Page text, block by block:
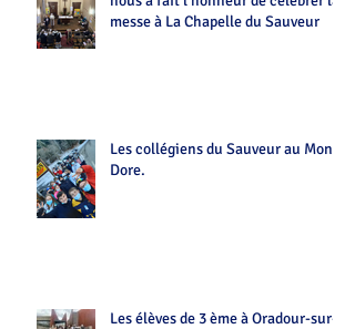
messe à La Chapelle du Sauveur
Les collégiens du Sauveur au Mont-
Dore.
Les élèves de 3 ème à Oradour-sur-